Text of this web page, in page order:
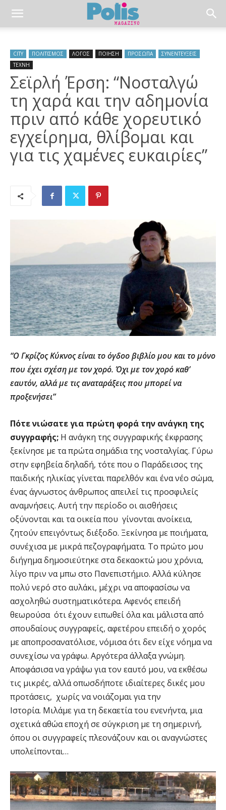
CITY ΠΟΛΙΤΙΣΜΟΣ ΛΟΓΟΣ ΠΟΙΗΣΗ ΠΡΟΣΩΠΑ
ΣΥΝΕΝΤΕΥΞΕΙΣ
ΤΕΧΝΗ
Σεϊρλή Έρση: “Νοσταλγώ
τη χαρά και την αδημονία
πριν από κάθε χορευτικό
εγχείρημα, θλίβομαι και
για τις χαμένες ευκαιρίες”
“Ο Γκρίζος Κύκνος είναι το όγδοο βιβλίο μου και το μόνο
που έχει σχέση με τον χορό. Όχι με τον χορό καθ’
εαυτόν, αλλά με τις αναταράξεις που μπορεί να
προξενήσει”
Πότε νιώσατε για πρώτη φορά την ανάγκη της
συγγραφής; Η ανάγκη της συγγραφικής έκφρασης
ξεκίνησε με τα πρώτα σημάδια της νοσταλγίας. Γύρω
στην εφηβεία δηλαδή, τότε που ο Παράδεισος της
παιδικής ηλικίας γίνεται παρελθόν και ένα νέο σώμα,
ένας άγνωστος άνθρωπος απειλεί τις προσφιλείς
αναμνήσεις. Αυτή την περίοδο οι αισθήσεις
οξύνονται και τα οικεία που γίνονται ανοίκεια,
ζητούν επειγόντως διέξοδο. Ξεκίνησα με ποιήματα,
συνέχισα με μικρά πεζογραφήματα. Το πρώτο μου
διήγημα δημοσιεύτηκε στα δεκαοκτώ μου χρόνια,
λίγο πριν να μπω στο Πανεπιστήμιο. Αλλά κύλησε
πολύ νερό στο αυλάκι, μέχρι να αποφασίσω να
ασχοληθώ συστηματικότερα. Αφενός επειδή
θεωρούσα ότι έχουν ειπωθεί όλα και μάλιστα από
σπουδαίους συγγραφείς, αφετέρου επειδή ο χορός
με αποπροσανατόλισε, νόμισα ότι δεν είχε νόημα να
συνεχίσω να γράφω. Αργότερα άλλαξα γνώμη.
Αποφάσισα να γράψω για τον εαυτό μου, να εκθέσω
τις μικρές, αλλά οπωσδήποτε ιδιαίτερες δικές μου
προτάσεις, χωρίς να νοιάζομαι για την
Ιστορία. Μιλάμε για τη δεκαετία του ενενήντα, μια
σχετικά αθώα εποχή σε σύγκριση με τη σημερινή,
όπου οι συγγραφείς πλεονάζουν και οι αναγνώστες
υπολείπονται…